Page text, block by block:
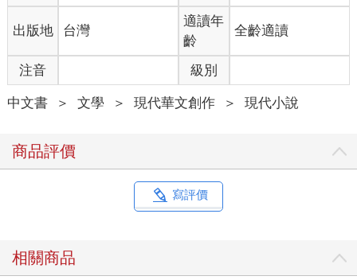
出版地 台灣
適讀年
齡
全齡適讀
注音 級別
中文書 ＞ 文學 ＞ 現代華文創作 ＞ 現代小說
商品評價
寫評價
相關商品